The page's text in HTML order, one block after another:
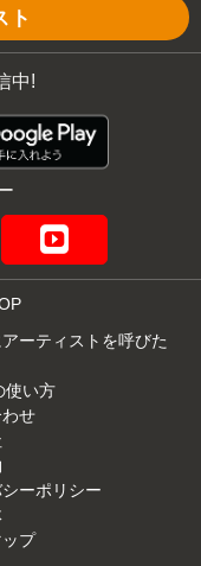
ト
中!
ーティストを呼びた
使い方
せ
ーポリシー
プ